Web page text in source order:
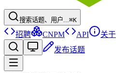
搜索话题、用户...⌘K
招聘 CNPM API
关于
发布话题